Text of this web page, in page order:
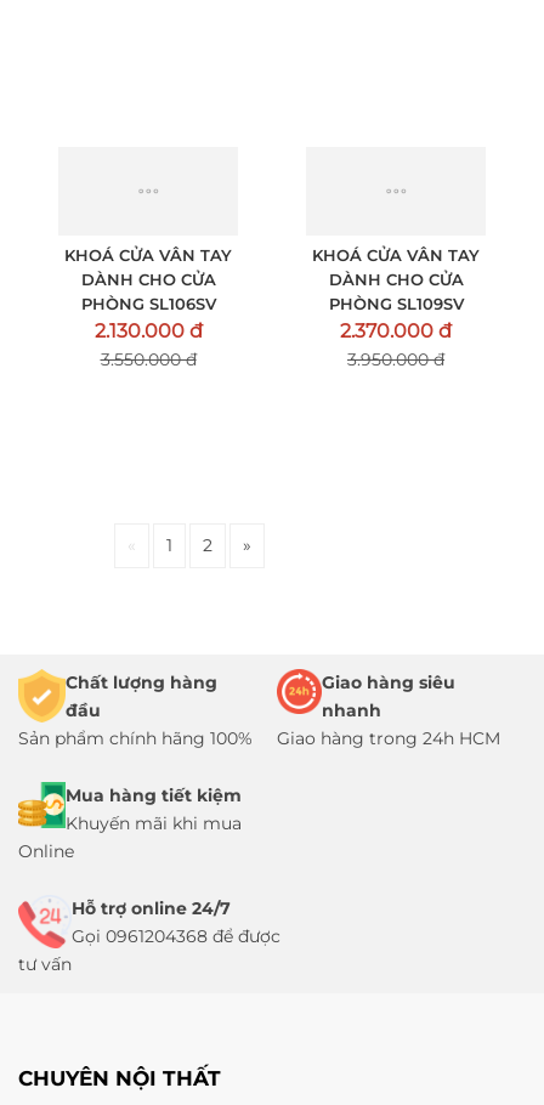
DÀNH CHO CỬA
DÀNH CHO CỬA
« 1 2 »
Chất lượng hàng
đầu
Sản phẩm chính hãng 100%
Giao hàng siêu
nhanh
Giao hàng trong 24h HCM
Mua hàng tiết kiệm
Khuyến mãi khi mua
Online
Hỗ trợ online 24/7
Gọi 0961204368 để được
tư vấn
CHUYÊN NỘI THẤT